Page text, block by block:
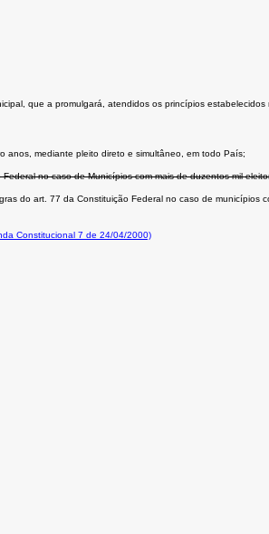
que a promulgará, atendidos os princípios
anos, mediante pleito direto e simultâneo, em todo País;
no caso de Municípios com mais de duzentos mil
do art. 77 da Constituição Federal no caso de municípios
Constitucional 7 de 24/04/2000)